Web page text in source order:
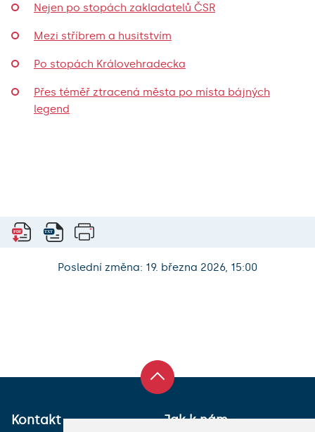
Nejen po stopách zakladatelů ČSR
Mezi stříbrem a husitstvím
Po stopách Královehradecka
Přes téměř ztracená města po místa bájných
legend
Poslední změna: 19. března 2026, 15:00
Kontakt Jak k nám